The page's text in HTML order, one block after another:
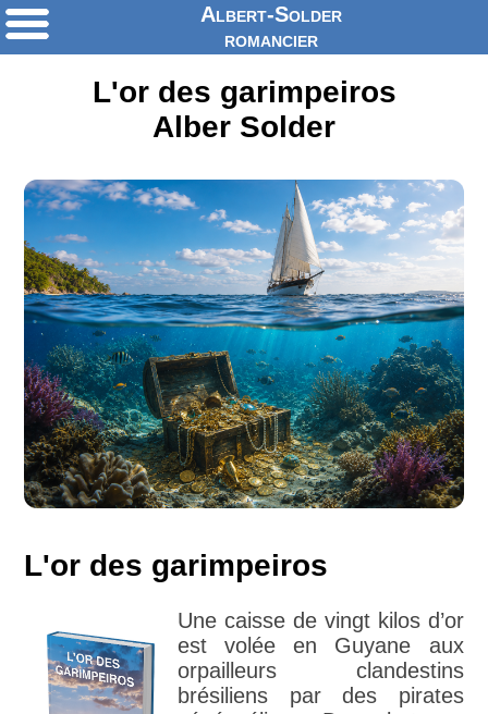
Albert-Solder
romancier
L'or des garimpeiros
Alber Solder
L'or des garimpeiros
Une caisse de vingt kilos d’or
est volée en Guyane aux
orpailleurs clandestins
brésiliens par des pirates